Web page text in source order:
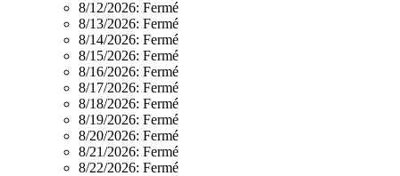
8/12/2026: Fermé
8/13/2026: Fermé
8/14/2026: Fermé
8/15/2026: Fermé
8/16/2026: Fermé
8/17/2026: Fermé
8/18/2026: Fermé
8/19/2026: Fermé
8/20/2026: Fermé
8/21/2026: Fermé
8/22/2026: Fermé